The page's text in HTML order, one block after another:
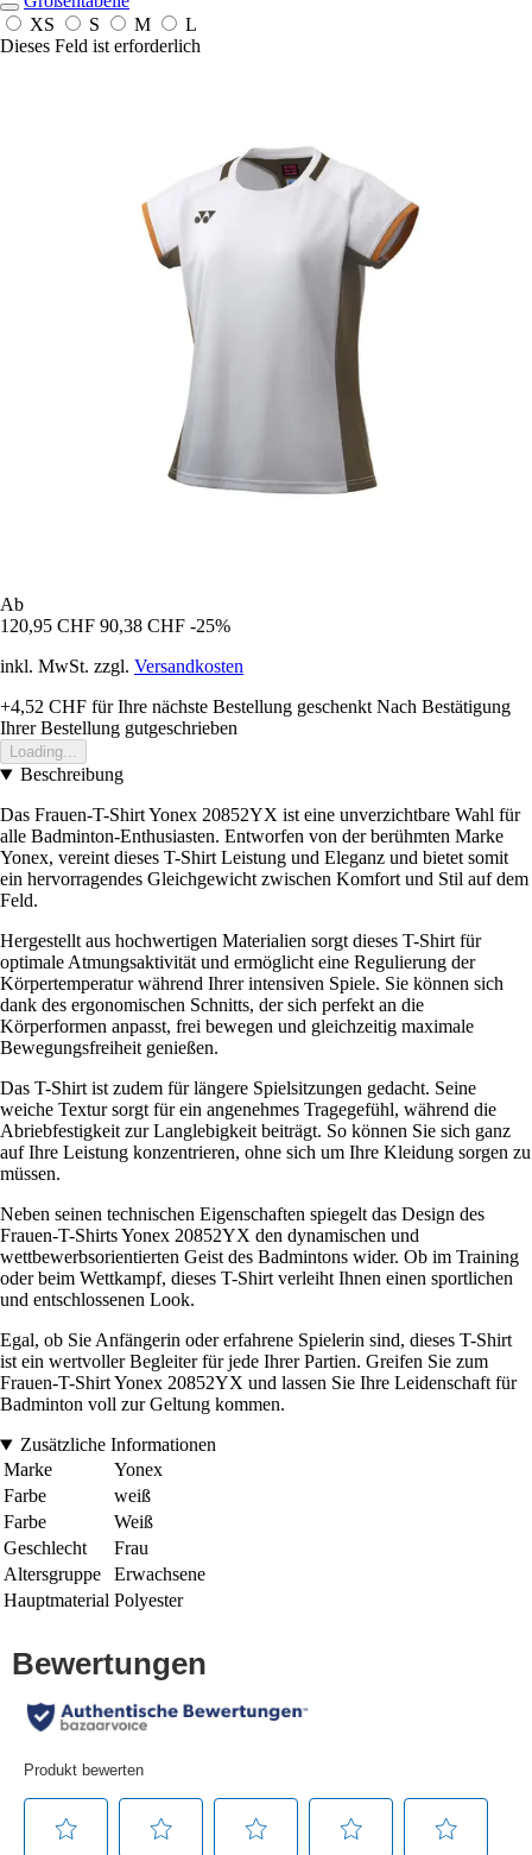
XS
S M
L
Dieses Feld ist erforderlich
Ab
120,95 CHF 90,38 CHF -25%
inkl. MwSt. zzgl. Versandkosten
+4,52 CHF für Ihre nächste Bestellung geschenkt Nach Bestätigung
Ihrer Bestellung gutgeschrieben
Loading...
Beschreibung
Das Frauen-T-Shirt Yonex 20852YX ist eine unverzichtbare Wahl für
alle Badminton-Enthusiasten. Entworfen von der berühmten Marke
Yonex, vereint dieses T-Shirt Leistung und Eleganz und bietet somit
ein hervorragendes Gleichgewicht zwischen Komfort und Stil auf dem
Feld.
Hergestellt aus hochwertigen Materialien sorgt dieses T-Shirt für
optimale Atmungsaktivität und ermöglicht eine Regulierung der
Körpertemperatur während Ihrer intensiven Spiele. Sie können sich
dank des ergonomischen Schnitts, der sich perfekt an die
Körperformen anpasst, frei bewegen und gleichzeitig maximale
Bewegungsfreiheit genießen.
Das T-Shirt ist zudem für längere Spielsitzungen gedacht. Seine
weiche Textur sorgt für ein angenehmes Tragegefühl, während die
Abriebfestigkeit zur Langlebigkeit beiträgt. So können Sie sich ganz
auf Ihre Leistung konzentrieren, ohne sich um Ihre Kleidung sorgen zu
müssen.
Neben seinen technischen Eigenschaften spiegelt das Design des
Frauen-T-Shirts Yonex 20852YX den dynamischen und
wettbewerbsorientierten Geist des Badmintons wider. Ob im Training
oder beim Wettkampf, dieses T-Shirt verleiht Ihnen einen sportlichen
und entschlossenen Look.
Egal, ob Sie Anfängerin oder erfahrene Spielerin sind, dieses T-Shirt
ist ein wertvoller Begleiter für jede Ihrer Partien. Greifen Sie zum
Frauen-T-Shirt Yonex 20852YX und lassen Sie Ihre Leidenschaft für
Badminton voll zur Geltung kommen.
Zusätzliche Informationen
Marke
Yonex
Farbe
weiß
Farbe
Weiß
Geschlecht
Frau
Altersgruppe
Erwachsene
Hauptmaterial Polyester